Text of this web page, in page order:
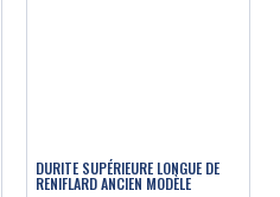
DURITE SUPÉRIEURE LONGUE DE
RENIFLARD ANCIEN MODÈLE